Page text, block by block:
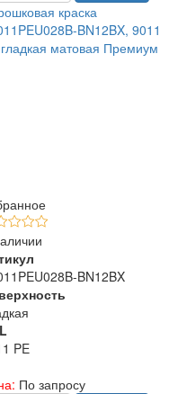
краска
BN12BX, 9011
матовая Премиум
BN12BX
PE
По запросу